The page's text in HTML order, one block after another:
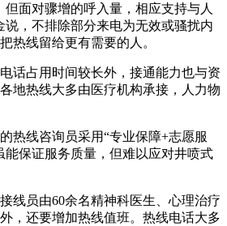
面对骤增的呼入量，相应支持与人
说，不排除部分来电为无效或骚扰内
热线留给更有需要的人。
话占用时间较长外，接通能力也与资
地热线大多由医疗机构承接，人力物
热线咨询员采用“专业保障+志愿服
能保证服务质量，但难以应对井喷式
线员由60余名精神科医生、心理治疗
，还要增加热线值班。热线电话大多